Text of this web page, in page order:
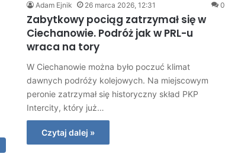
Adam Ejnik 26 marca 2026, 12:31 0
Zabytkowy pociąg zatrzymał się w
Ciechanowie. Podróż jak w PRL-u
wraca na tory
W Ciechanowie można było poczuć klimat
dawnych podróży kolejowych. Na miejscowym
peronie zatrzymał się historyczny skład PKP
Intercity, który już…
Czytaj dalej »